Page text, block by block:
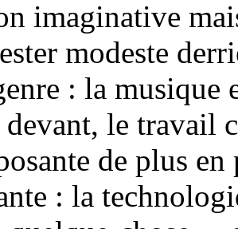
imaginative
modeste
: la
le travail
de plus
: la